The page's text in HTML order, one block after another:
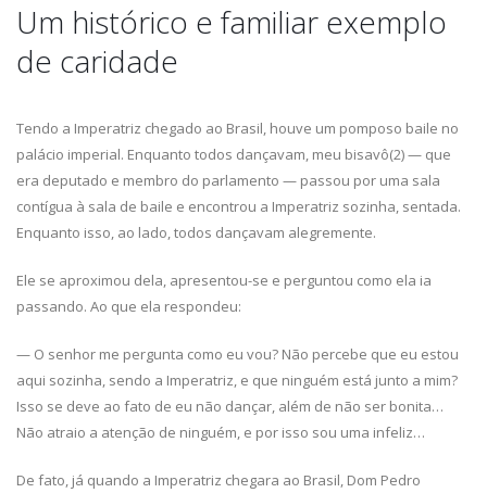
Um histórico e familiar exemplo
de caridade
Tendo a Imperatriz chegado ao Brasil, houve um pomposo baile no
palácio imperial. Enquanto todos dançavam, meu bisavô(2) — que
era deputado e membro do parlamento — passou por uma sala
contígua à sala de baile e encontrou a Imperatriz sozinha, sentada.
Enquanto isso, ao lado, todos dançavam alegremente.
Ele se aproximou dela, apresentou-se e perguntou como ela ia
passando. Ao que ela respondeu:
— O senhor me pergunta como eu vou? Não percebe que eu estou
aqui sozinha, sendo a Imperatriz, e que ninguém está junto a mim?
Isso se deve ao fato de eu não dançar, além de não ser bonita…
Não atraio a atenção de ninguém, e por isso sou uma infeliz…
De fato, já quando a Imperatriz chegara ao Brasil, Dom Pedro